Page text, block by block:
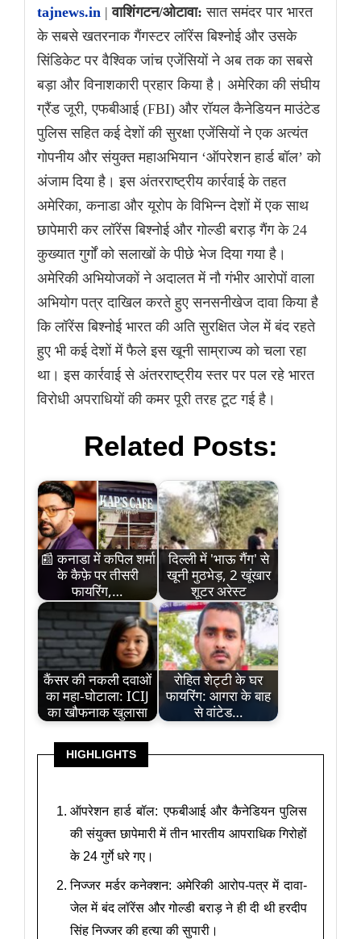
tajnews.in |वाशिंगटन/ओटावा: सात समंदर पार भारत
के सबसे खतरनाक गैंगस्टर लॉरेंस बिश्नोई और उसके
सिंडिकेट पर वैश्विक जांच एजेंसियों ने अब तक का सबसे
बड़ा और विनाशकारी प्रहार किया है। अमेरिका की संघीय
ग्रैंड जूरी, एफबीआई (FBI) और रॉयल कैनेडियन माउंटेड
पुलिस सहित कई देशों की सुरक्षा एजेंसियों ने एक अत्यंत
गोपनीय और संयुक्त महाअभियान ‘ऑपरेशन हार्ड बॉल’ को
अंजाम दिया है। इस अंतरराष्ट्रीय कार्रवाई के तहत
अमेरिका, कनाडा और यूरोप के विभिन्न देशों में एक साथ
छापेमारी कर लॉरेंस बिश्नोई और गोल्डी बराड़ गैंग के 24
कुख्यात गुर्गों को सलाखों के पीछे भेज दिया गया है।
अमेरिकी अभियोजकों ने अदालत में नौ गंभीर आरोपों वाला
अभियोग पत्र दाखिल करते हुए सनसनीखेज दावा किया है
कि लॉरेंस बिश्नोई भारत की अति सुरक्षित जेल में बंद रहते
हुए भी कई देशों में फैले इस खूनी साम्राज्य को चला रहा
था। इस कार्रवाई से अंतरराष्ट्रीय स्तर पर पल रहे भारत
विरोधी अपराधियों की कमर पूरी तरह टूट गई है।
Related Posts:
📰 कनाडा में कपिल शर्मा
के कैफ़े पर तीसरी
फायरिंग,…
दिल्ली में 'भाऊ गैंग' से
खूनी मुठभेड़, 2 खूंखार
शूटर अरेस्ट
कैंसर की नकली दवाओं
का महा-घोटाला: ICIJ
का खौफनाक खुलासा
रोहित शेट्टी के घर
फायरिंग: आगरा के बाह
से वांटेड…
HIGHLIGHTS
ऑपरेशन हार्ड बॉल: एफबीआई और कैनेडियन पुलिस
की संयुक्त छापेमारी में तीन भारतीय आपराधिक गिरोहों
के 24 गुर्गे धरे गए।
निज्जर मर्डर कनेक्शन: अमेरिकी आरोप-पत्र में दावा-
जेल में बंद लॉरेंस और गोल्डी बराड़ ने ही दी थी हरदीप
सिंह निज्जर की हत्या की सुपारी।